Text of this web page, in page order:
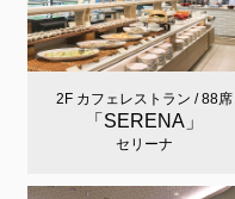
2F カフェレストラン / 88席
「SERENA」
セリーナ